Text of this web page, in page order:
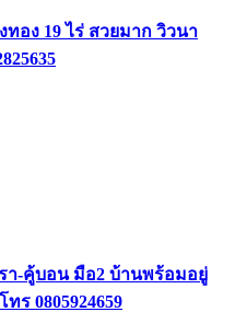
อง 19 ไร่ สวยมาก วิวนา
า-คู้บอน มือ2 บ้านพร้อมอยู่
ร 0805924659